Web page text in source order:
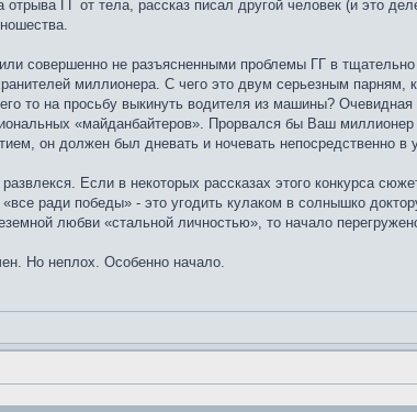
ГГ от тела, рассказ писал другой человек (и это
совершенно не разъясненными проблемы ГГ в
миллионера. С чего это двум серьезным парням,
то на просьбу выкинуть водителя из машины?
«майданбайтеров». Прорвался бы Ваш
он должен был дневать и ночевать непосредственно
Если в некоторых рассказах этого конкурса
ради победы» - это угодить кулаком в солнышко
любви «стальной личностью», то начало
Но неплох. Особенно начало.